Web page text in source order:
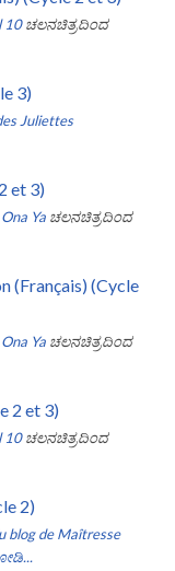
10 ಚಲನಚಿತ್ರದಿಂದ
3)
Juliettes
et 3)
Ya ಚಲನಚಿತ್ರದಿಂದ
(Français) (Cycle
Ya ಚಲನಚಿತ್ರದಿಂದ
2 et 3)
10 ಚಲನಚಿತ್ರದಿಂದ
2)
blog de Maîtresse